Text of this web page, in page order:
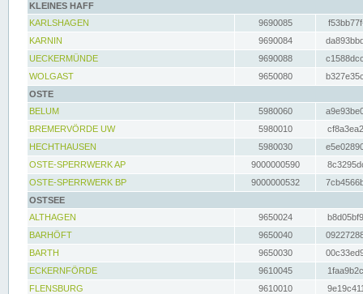
KLEINES HAFF
KARLSHAGEN
9690085
KARNIN
9690084
UECKERMÜNDE
9690088
WOLGAST
9650080
OSTE
BELUM
5980060
BREMERVÖRDE UW
5980010
HECHTHAUSEN
5980030
OSTE-SPERRWERK AP
9000000590
OSTE-SPERRWERK BP
9000000532
OSTSEE
ALTHAGEN
9650024
BARHÖFT
9650040
BARTH
9650030
ECKERNFÖRDE
9610045
FLENSBURG
9610010